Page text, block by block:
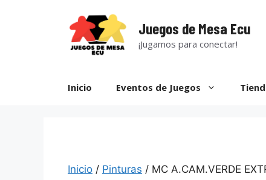
Juegos de Mesa Ecu
¡Jugamos para conectar!
Inicio Eventos de Juegos
Inicio / Pinturas / MC A.CAM.VERDE